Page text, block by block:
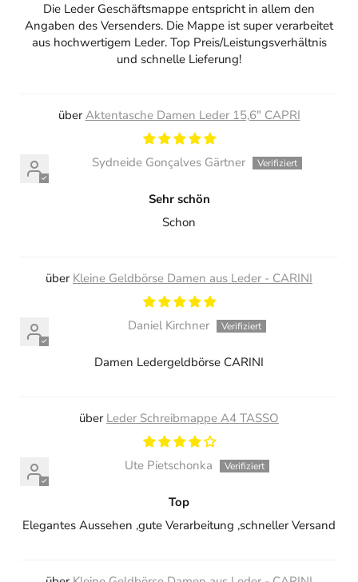
Die Leder Geschäftsmappe entspricht in allem den
Angaben des Versenders. Die Mappe ist super verarbeitet
aus hochwertigem Leder. Top Preis/Leistungsverhältnis
und schnelle Lieferung!
Aktentasche Damen Leder 15,6" CAPRI
Sydneide Gonçalves Gärtner
Sehr schön
Schon
Kleine Geldbörse Damen aus Leder - CARINI
Daniel Kirchner
Damen Ledergeldbörse CARINI
Leder Schreibmappe A4 TASSO
Ute Pietschonka
Top
Elegantes Aussehen ,gute Verarbeitung ,schneller Versand